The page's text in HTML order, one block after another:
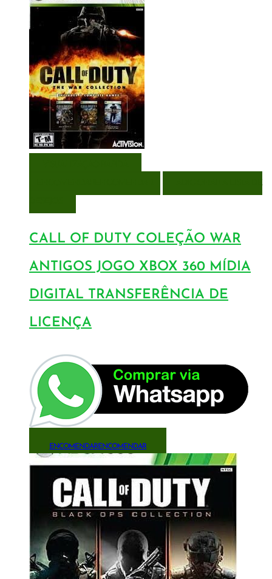
CALL OF DUTY COLEÇÃO WAR
ANTIGOS JOGO XBOX 360 MÍDIA
DIGITAL TRANSFERÊNCIA DE
LICENÇA
ENCOMENDARENCOMENDAR